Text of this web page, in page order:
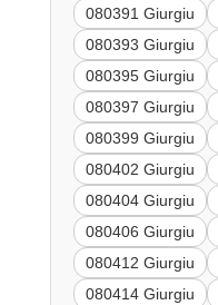
080391 Giurgiu
080393 Giurgiu
080395 Giurgiu
080397 Giurgiu
080399 Giurgiu
080402 Giurgiu
080404 Giurgiu
080406 Giurgiu
080412 Giurgiu
080414 Giurgiu